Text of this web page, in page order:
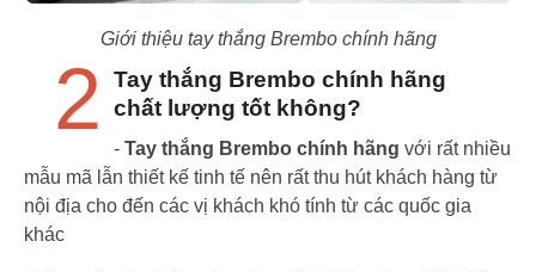
Giới thiệu tay thắng Brembo chính hãng
2
Tay thắng Brembo chính hãng
chất lượng tốt không?
- Tay thắng Brembo chính hãng với rất nhiều
mẫu mã lẫn thiết kế tinh tế nên rất thu hút khách hàng từ
nội địa cho đến các vị khách khó tính từ các quốc gia
khác